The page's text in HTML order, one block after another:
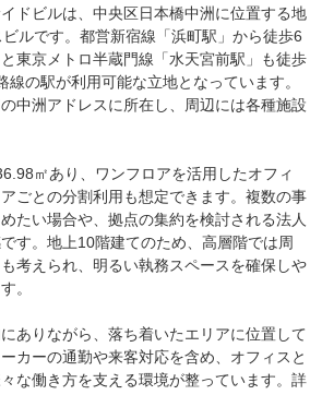
ドビルは、中央区日本橋中洲に位置する地
ビルです。都営新宿線「浜町駅」から徒歩6
東京メトロ半蔵門線「水天宮前駅」も徒歩
線の駅が利用可能な立地となっています。
中洲アドレスに所在し、周辺には各種施設
㎡あり、ワンフロアを活用したオフィ
ごとの分割利用も想定できます。複数の事
たい場合や、拠点の集約を検討される法人
す。地上10階建てのため、高層階では周
考えられ、明るい執務スペースを確保しや
。
ありながら、落ち着いたエリアに位置して
カーの通勤や来客対応を含め、オフィスと
な働き方を支える環境が整っています。詳